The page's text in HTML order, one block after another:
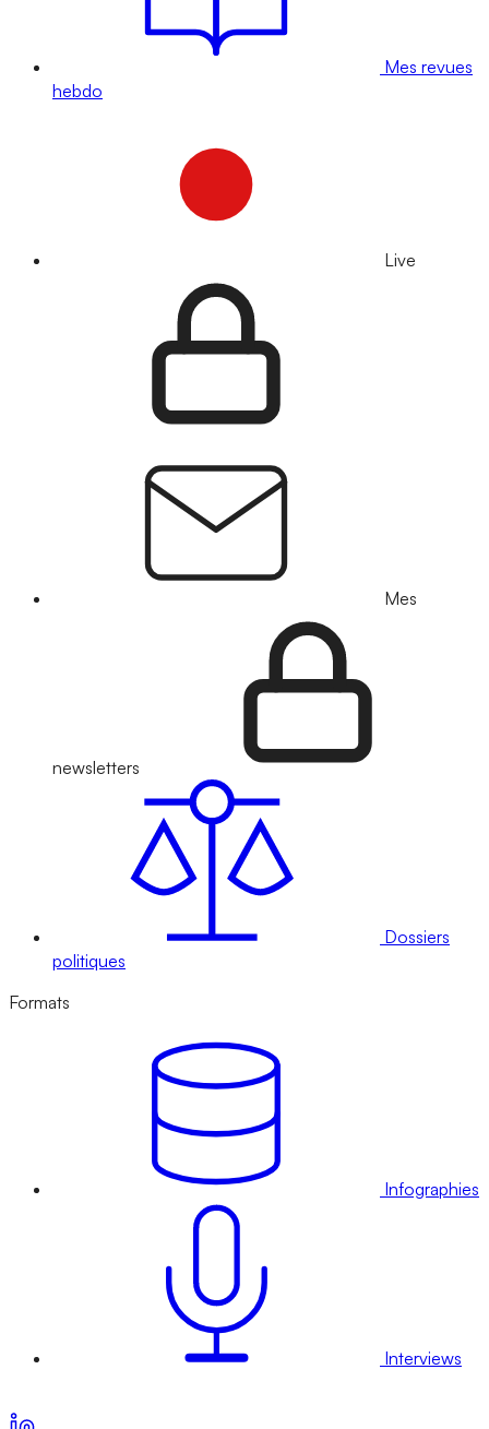
Mes revues
hebdo
Live
Mes
newsletters
Dossiers
politiques
Formats
Infographies
Interviews